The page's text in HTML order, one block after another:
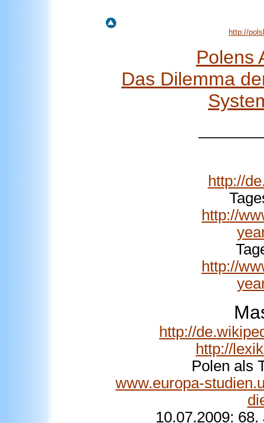
http://
Polens
Das Dilemma
http://
http://
http://
http://
http://
Polen als
www.europa-
10.07.2009: